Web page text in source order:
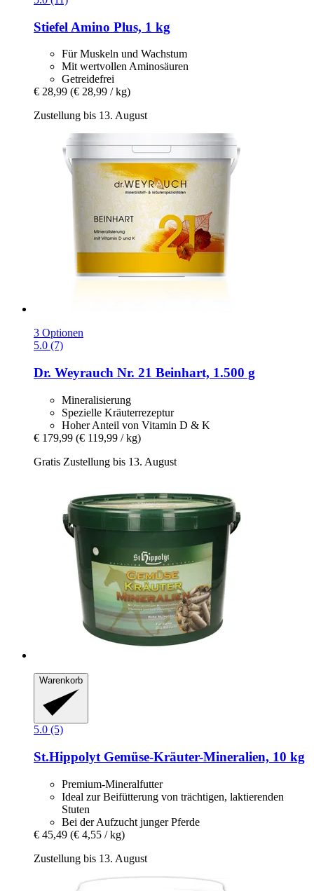
Stiefel Amino Plus, 1 kg
Für Muskeln und Wachstum
Mit wertvollen Aminosäuren
Getreidefrei
€ 28,99 (€ 28,99 / kg)
Zustellung bis 13. August
3 Optionen
5.0 (7)
Dr. Weyrauch Nr. 21 Beinhart, 1.500 g
Mineralisierung
Spezielle Kräuterrezeptur
Hoher Anteil von Vitamin D & K
€ 179,99 (€ 119,99 / kg)
Gratis Zustellung bis 13. August
Warenkorb
5.0 (5)
St.Hippolyt Gemüse-​Kräuter-​Mineralien, 10 kg
Premium-Mineralfutter
Ideal zur Beifütterung von trächtigen, laktierenden
Stuten
Bei der Aufzucht junger Pferde
€ 45,49 (€ 4,55 / kg)
Zustellung bis 13. August